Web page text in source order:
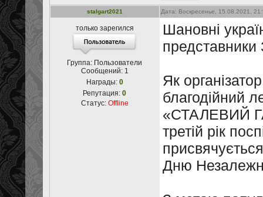
stalgart2021 Дата: Воскресенье, 15.08.2021,
только зарегился
Группа: Пользователи
Сообщений: 1
Награды: 0
Репутация: 0
Статус: Offline
Шановні
представники
Як
благодійний
«СТАЛЕВИЙ
третій рік
Дню